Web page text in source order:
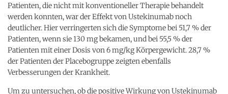
Patienten, die nicht mit konventioneller Therapie behandelt
werden konnten, war der Effekt von Ustekinumab noch
deutlicher. Hier verringerten sich die Symptome bei 51,7 % der
Patienten, wenn sie 130 mg bekamen, und bei 55,5 % der
Patienten mit einer Dosis von 6 mg/kg Körpergewicht. 28,7 %
der Patienten der Placebogruppe zeigten ebenfalls
Verbesserungen der Krankheit.
Um zu untersuchen, ob die positive Wirkung von Ustekinumab